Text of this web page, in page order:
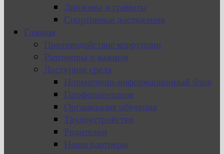
Дипломы и грамоты
Спортивные достижения
Главная
Противодействие коррупции
Разговоры о важном
Доступная среда
Нормативно-информационный блок
Профориентация
Организация обучения
Трудоустройство
Родителям
Наши партнеры